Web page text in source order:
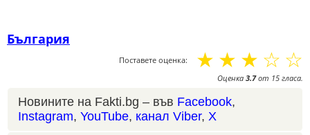
България
Поставете оценка: ☆
☆
☆
☆
☆
Оценка 3.7от 15 гласа.
Новините на Fakti.bg – във Facebook,
Instagram, YouTube, канал Viber, X